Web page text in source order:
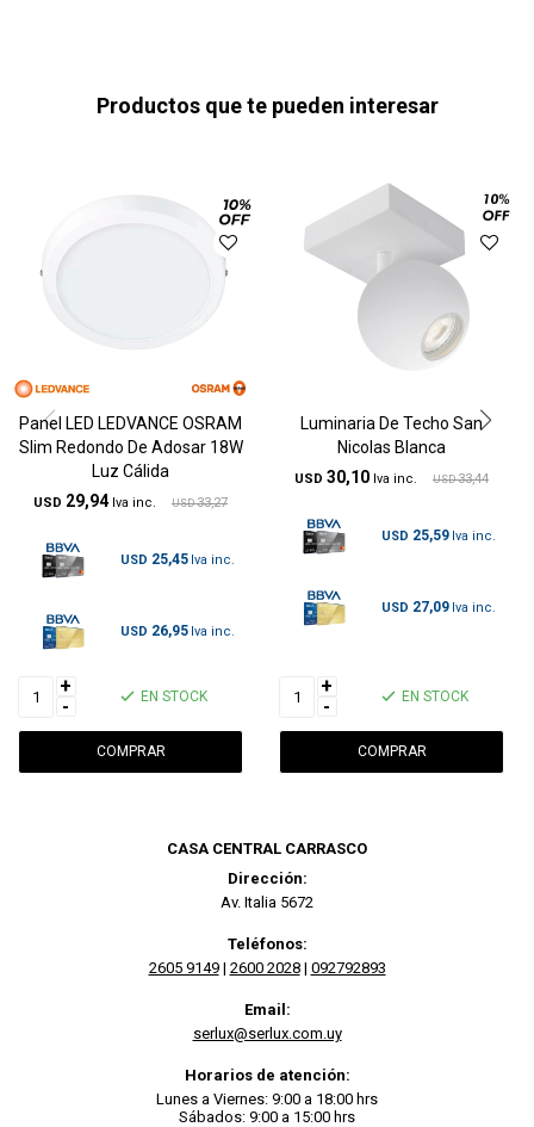
Productos que te pueden interesar
Panel LED LEDVANCE OSRAM
Slim Redondo De Adosar 18W
Luz Cálida
USD 29,94 USD 33,27
USD 25,45
USD 26,95
+
-
EN STOCK
Luminaria De Techo San
Nicolas Blanca
USD 30,10 USD 33,44
USD 25,59
USD 27,09
+
-
EN STOCK
CASA CENTRAL CARRASCO
Dirección:
Av. Italia 5672
Teléfonos:
2605 9149| 2600 2028| 092792893
Email:
serlux@serlux.com.uy
Horarios de atención:
Lunes a Viernes: 9:00 a 18:00 hrs
Sábados: 9:00 a 15:00 hrs